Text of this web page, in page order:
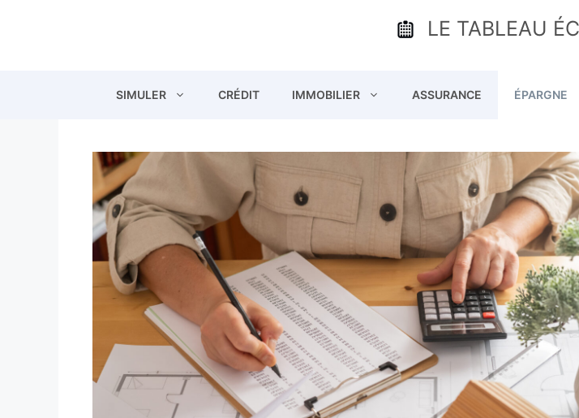
LE TABLEAU
SIMULER CRÉDIT IMMOBILIER ASSURANCE ÉPARGNE